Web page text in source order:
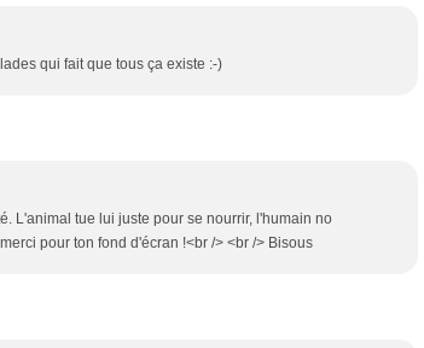
qui fait que tous ça existe :-)
L'animal tue lui juste pour se nourrir, l'humain no
pour ton fond d'écran !<br /> <br /> Bisous